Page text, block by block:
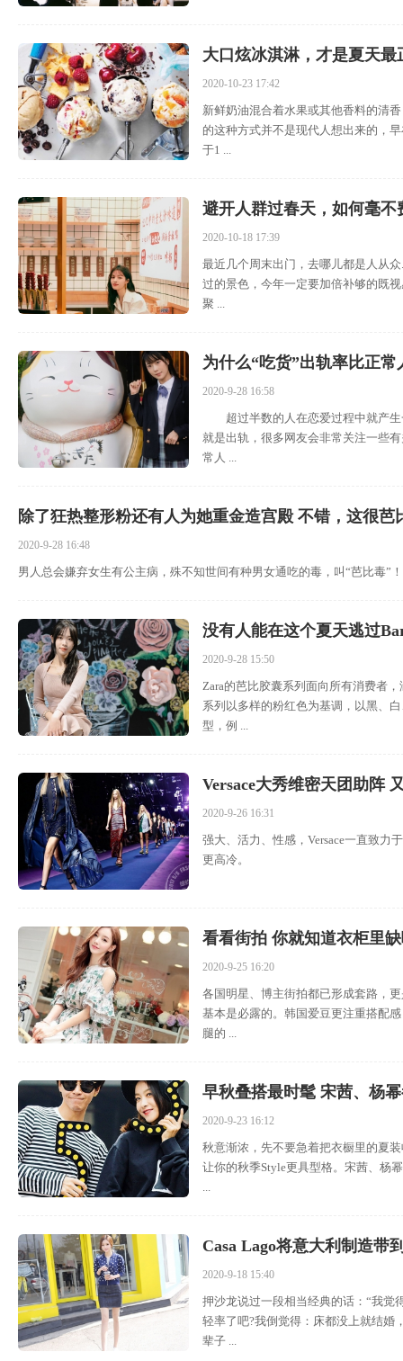
大口炫冰淇淋，才是夏天最
2020-10-23 17:42
新鲜奶油混合着水果或其他香料的清
的这种方式并不是现代人想出来的，
于1 ...
避开人群过春天，如何毫不
2020-10-18 17:39
最近几个周末出门，去哪儿都是人从
过的景色，今年一定要加倍补够的既
聚 ...
为什么“吃货”出轨率比正常
2020-9-28 16:58
超过半数的人在恋爱过程中就产生
就是出轨，很多网友会非常关注一些
常人 ...
除了狂热整形粉还有人为她重金造宫殿 不错，这很芭
2020-9-28 16:48
男人总会嫌弃女生有公主病，殊不知世间有种男女通吃的毒，叫“芭比毒”！
没有人能在这个夏天逃过
2020-9-28 15:50
Zara的芭比胶囊系列面向所有消费者
系列以多样的粉红色为基调，以黑、
型，例 ...
Versace大秀维密天团助阵
2020-9-26 16:31
强大、活力、性感，Versace一直致力
更高冷。
看看街拍 你就知道衣柜里
2020-9-25 16:20
各国明星、博主街拍都已形成套路，
基本是必露的。韩国爱豆更注重搭配
腿的 ...
早秋叠搭最时髦 宋茜、杨
2020-9-23 16:12
秋意渐浓，先不要急着把衣橱里的夏
让你的秋季Style更具型格。宋茜、杨
...
Casa Lago将意大利制造带
2020-9-18 15:40
押沙龙说过一段相当经典的话：“我觉
轻率了吧?我倒觉得：床都没上就结婚
辈子 ...